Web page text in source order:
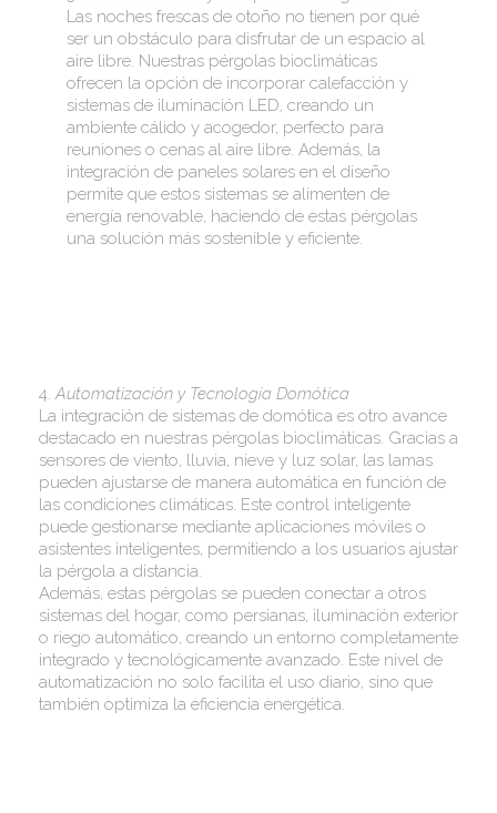
Las noches frescas de otoño no tienen por qué
ser un obstáculo para disfrutar de un espacio al
aire libre. Nuestras pérgolas bioclimáticas
ofrecen la opción de incorporar calefacción y
sistemas de iluminación LED, creando un
ambiente cálido y acogedor, perfecto para
reuniones o cenas al aire libre. Además, la
integración de paneles solares en el diseño
permite que estos sistemas se alimenten de
energía renovable, haciendo de estas pérgolas
una solución más sostenible y eficiente.
4. Automatización y Tecnología Domótica
La integración de sistemas de domótica es otro avance
destacado en nuestras pérgolas bioclimáticas. Gracias a
sensores de viento, lluvia, nieve y luz solar, las lamas
pueden ajustarse de manera automática en función de
las condiciones climáticas. Este control inteligente
puede gestionarse mediante aplicaciones móviles o
asistentes inteligentes, permitiendo a los usuarios ajustar
la pérgola a distancia.
Además, estas pérgolas se pueden conectar a otros
sistemas del hogar, como persianas, iluminación exterior
o riego automático, creando un entorno completamente
integrado y tecnológicamente avanzado. Este nivel de
automatización no solo facilita el uso diario, sino que
también optimiza la eficiencia energética.